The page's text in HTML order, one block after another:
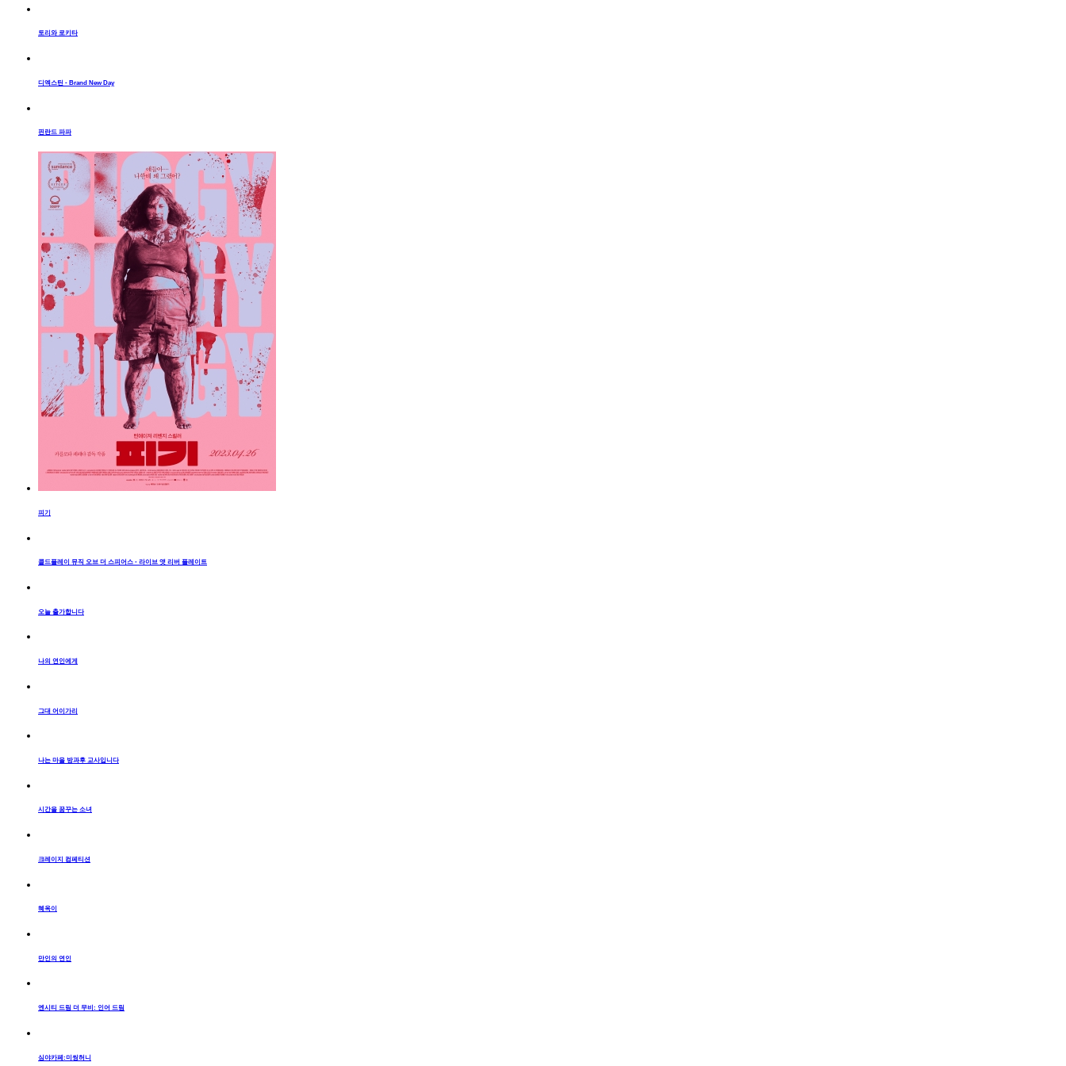
토리와 로키타
디엑스틴 - Brand New Day
핀란드 파파
피기
콜드플레이 뮤직 오브 더 스피어스 - 라이브 앳 리버 플레이트
오늘 출가합니다
나의 연인에게
그대 어이가리
나는 마을 방과후 교사입니다
시간을 꿈꾸는 소녀
크레이지 컴페티션
혜옥이
만인의 연인
엔시티 드림 더 무비: 인어 드림
심야카페:미씽허니